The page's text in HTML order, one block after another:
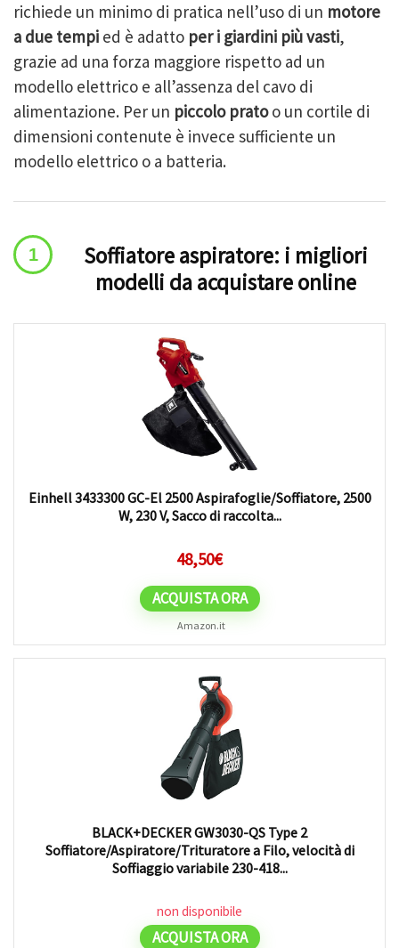
richiede un minimo di pratica nell’uso di un motore
a due tempi ed è adatto per i giardini più vasti,
grazie ad una forza maggiore rispetto ad un
modello elettrico e all’assenza del cavo di
alimentazione. Per un piccolo pratoo un cortile di
dimensioni contenute è invece sufficiente un
modello elettrico o a batteria.
Soffiatore aspiratore: i migliori
modelli da acquistare online
Einhell 3433300 GC-El 2500 Aspirafoglie/Soffiatore, 2500
W, 230 V, Sacco di raccolta...
48,50€
ACQUISTA ORA
Amazon.it
BLACK+DECKER GW3030-QS Type 2
Soffiatore/Aspiratore/Trituratore a Filo, velocità di
Soffiaggio variabile 230-418...
non disponibile
ACQUISTA ORA